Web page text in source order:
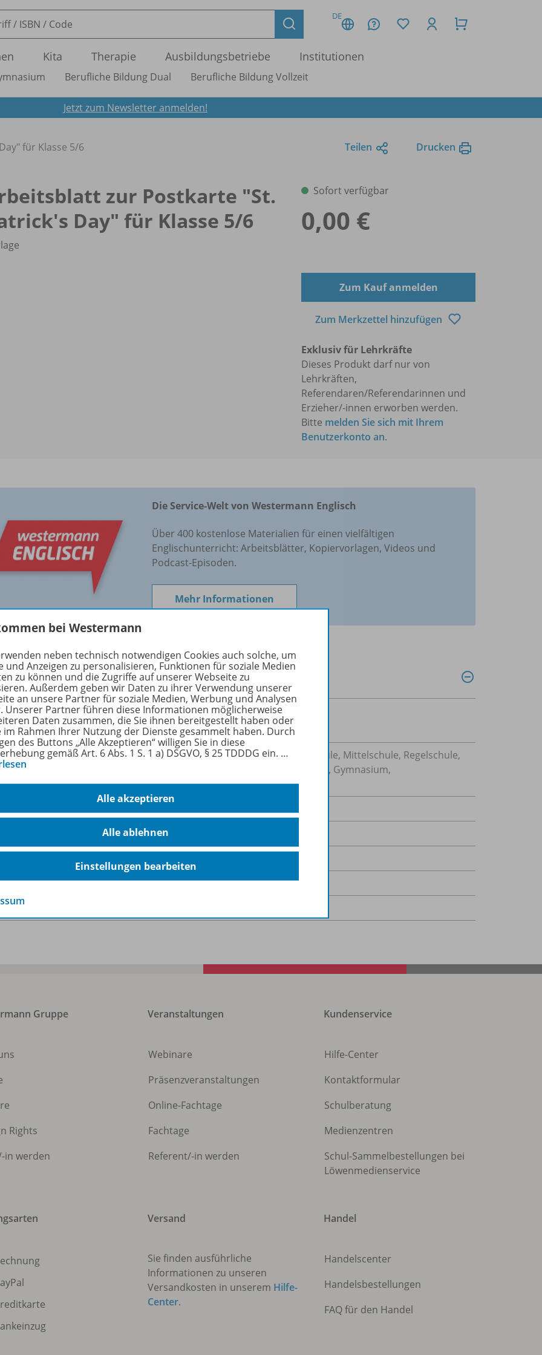
DE
Kita Therapie Ausbildungsbetriebe Institutionen
Berufliche Bildung Dual Berufliche Bildung Vollzeit
Jetzt zum Newsletter anmelden!
für Klasse 5/6 Teilen Drucken
zur Postkarte "St.
Day" für Klasse 5/6
Sofort verfügbar
0,00 €
Zum Kauf anmelden
Zum Merkzettel hinzufügen
Exklusiv für Lehrkräfte
Dieses Produkt darf nur von
Lehrkräften,
Referendaren/Referendarinnen und
Erzieher/-innen erworben werden.
Bitte melden Sie sich mit Ihrem
Benutzerkonto an.
Die Service-Welt von Westermann Englisch
Über 400 kostenlose Materialien für einen vielfältigen
Englischunterricht: Arbeitsblätter, Kopiervorlagen, Videos und
Podcast-Episoden.
Mehr Informationen
OD100080000339
Hauptschule, Realschule, Realschule plus, Sekundarschule, Mittelschule, Regelschule,
Regionale Schule, Oberschule, Integrierte Gesamtschule, Gymnasium,
Berufsgrundbildungsjahr
5. Schuljahr bis 6. Schuljahr
2,5 MB
Gruppe
Rights
-in werden
Veranstaltungen
Webinare
Präsenzveranstaltungen
Online-Fachtage
Fachtage
Referent/-in werden
Kundenservice
Hilfe-Center
Kontaktformular
Schulberatung
Medienzentren
Schul-Sammelbestellungen bei
Löwenmedienservice
Versand
Sie finden ausführliche
Informationen zu unseren
Versandkosten in unserem Hilfe-
Center.
Handel
Handelscenter
Handelsbestellungen
FAQ für den Handel
bei Westermann
neben technisch notwendigen Cookies auch solche, um
und Anzeigen zu personalisieren, Funktionen für soziale Medien
zu können und die Zugriffe auf unserer Webseite zu
Außerdem geben wir Daten zu ihrer Verwendung unserer
an unsere Partner für soziale Medien, Werbung und Analysen
Unserer Partner führen diese Informationen möglicherweise
Daten zusammen, die Sie ihnen bereitgestellt haben oder
im Rahmen Ihrer Nutzung der Dienste gesammelt haben. Durch
des Buttons „Alle Akzeptieren“ willigen Sie in diese
gemäß Art. 6 Abs. 1 S. 1 a) DSGVO, § 25 TDDDG ein. …
Alle akzeptieren
Alle ablehnen
Einstellungen bearbeiten